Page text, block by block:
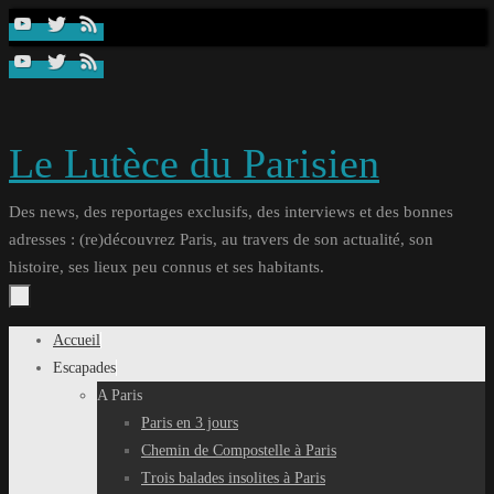
Passer
contenu
Le Lutèce du Parisien
Des news, des reportages exclusifs, des interviews et des bonnes
adresses : (re)découvrez Paris, au travers de son actualité, son
histoire, ses lieux peu connus et ses habitants.
Passer
Accueil
Escapades
A Paris
Paris en 3 jours
Chemin de Compostelle à Paris
Trois balades insolites à Paris